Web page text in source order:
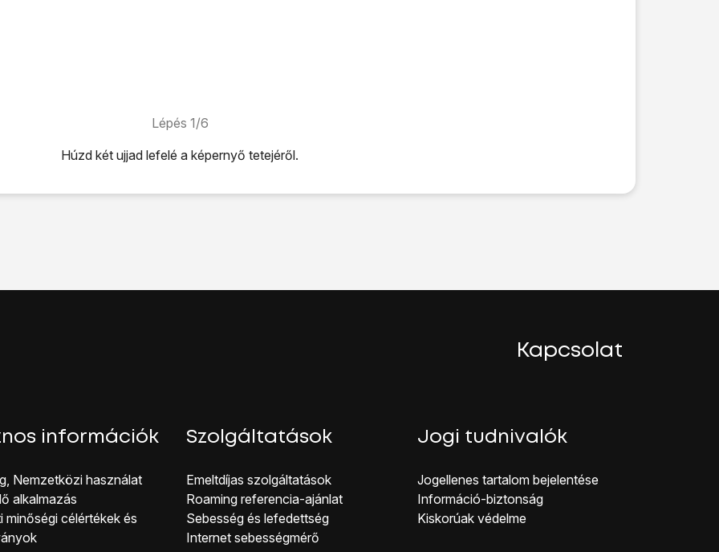
Lépés 1/6
Húzd két ujjad lefelé a képernyő tetejéről.
.
Kapcsolat
információk
Nemzetközi használat
alkalmazás
minőségi célérté kek és
Szolgáltatások
Emeltdíjas szolgáltatások
Roaming referencia-ajánlat
Sebesség és lefedettség
Internet sebességmérő
Jogi tudnivalók
Jogellenes ta rtalom bejelentése
Inf ormáció-biztonság
Kiskorúak véd elme